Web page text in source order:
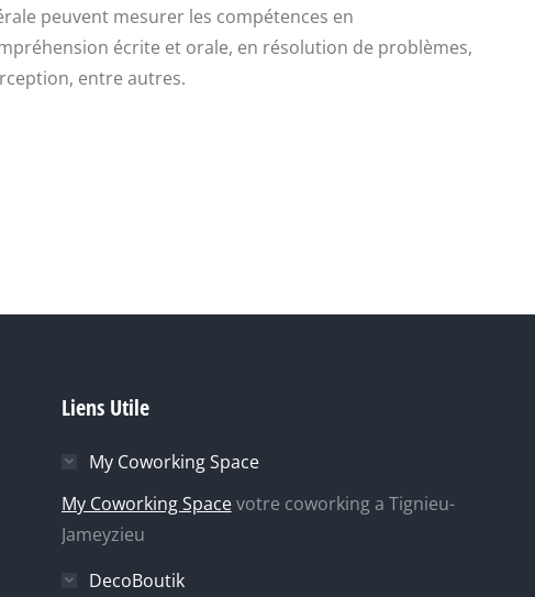
peuvent mesurer les compétences en
écrite et orale, en résolution de problèmes,
entre autres.
Liens Utile
My Coworking Space
My Coworking Spacevotre coworking a Tignieu-
Jameyzieu
DecoBoutik